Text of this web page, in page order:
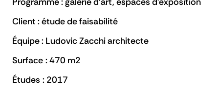
Client : étude de faisabilité
Équipe : Ludovic Zacchi architecte
Surface : 470 m2
Études : 2017